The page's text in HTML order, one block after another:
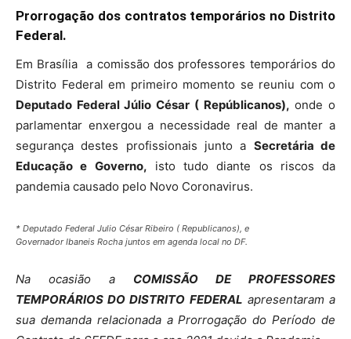
Prorrogação dos contratos temporários no Distrito
Federal.
Em Brasília a comissão dos professores temporários do
Distrito Federal em primeiro momento se reuniu com o
Deputado Federal Júlio César ( Repúblicanos), onde o
parlamentar enxergou a necessidade real de manter a
segurança destes profissionais junto a Secretária de
Educação e Governo, isto tudo diante os riscos da
pandemia causado pelo Novo Coronavirus.
* Deputado Federal Julio César Ribeiro ( Republicanos), e
Governador Ibaneis Rocha juntos em agenda local no DF.
Na ocasião a COMISSÃO DE PROFESSORES
TEMPORÁRIOS DO DISTRITO FEDERAL apresentaram a
sua demanda relacionada a Prorrogação do Período de